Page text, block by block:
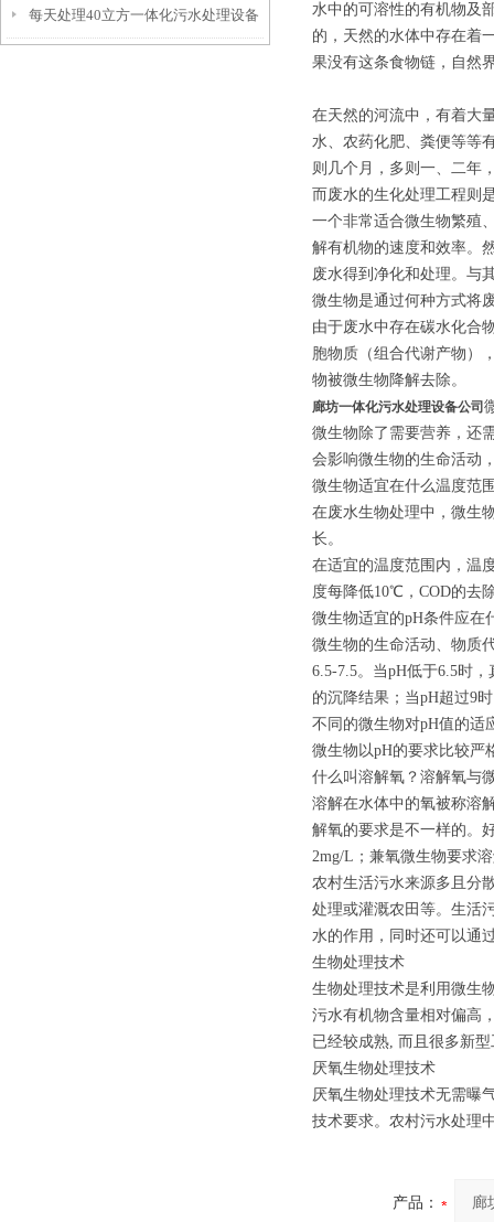
备
每天处理40立方一体化污水处理设备
水中的可溶性的有机物及
的，天然的水体中存在着
果没有这条食物链，自然
在天然的河流中，有着大
水、农药化肥、粪便等等
则几个月，多则一、二年
而废水的生化处理工程则
一个非常适合微生物繁殖
解有机物的速度和效率。
废水得到净化和处理。与
微生物是通过何种方式将
由于废水中存在碳水化合
胞物质（组合代谢产物）
物被微生物降解去除。
廊坊一体化污水处理设备公司
微生物除了需要营养，还
会影响微生物的生命活动
微生物适宜在什么温度范
在废水生物处理中，微生
长。
在适宜的温度范围内，温
度每降低10℃，COD的去
微生物适宜的pH条件应在
微生物的生命活动、物质
6.5-7.5。当pH低于6.5时
的沉降结果；当pH超过9
不同的微生物对pH值的适
微生物以pH的要求比较严
什么叫溶解氧？溶解氧与
溶解在水体中的氧被称溶
解氧的要求是不一样的。
2mg/L；兼氧微生物要求
农村生活污水来源多且分
处理或灌溉农田等。生活
水的作用，同时还可以通
生物处理技术
生物处理技术是利用微生
污水有机物含量相对偏高
已经较成熟, 而且很多新
厌氧生物处理技术
厌氧生物处理技术无需曝
技术要求。农村污水处理
产品：